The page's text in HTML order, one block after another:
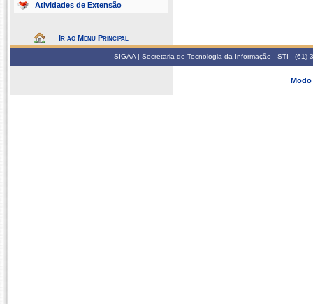
Atividades de Extensão
Ir ao Menu Principal
SIGAA | Secretaria de Tecnologia da Informação - STI -
Modo